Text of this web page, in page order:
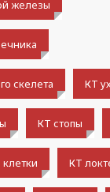
железы
скелета КТ
КТ стопы
КТ